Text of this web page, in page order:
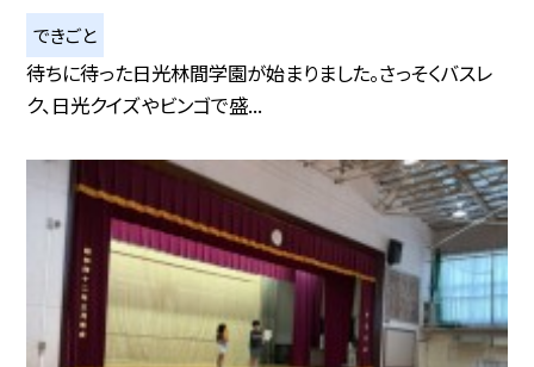
できごと
待ちに待った日光林間学園が始まりました。さっそくバスレ
ク、日光クイズやビンゴで盛...